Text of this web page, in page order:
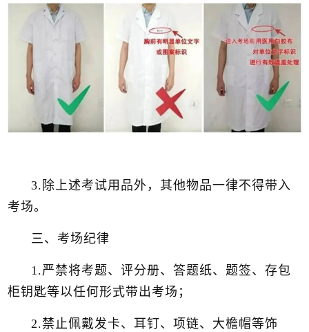
3.除上述考试用品外，其他物品一律不得带入
考场。
三、考场纪律
1.严禁将考题、评分册、答题纸、题签、存包
柜钥匙等以任何形式带出考场；
2.禁止佩戴发卡、耳钉、项链、大檐帽等饰